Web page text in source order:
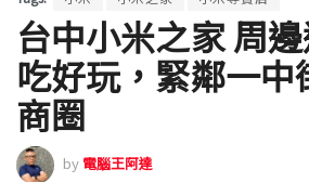
台中小米之家 周
吃好玩，緊鄰一中
商圈
by 電腦王阿達